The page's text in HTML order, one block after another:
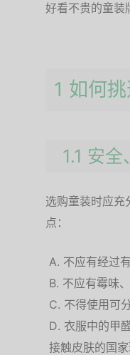
好看不贵的童装
1 如何
1.1 安
选购童装时应充
点：
不应有经过
不应有霉味
不得使用可
衣服中的甲
接触皮肤的国家